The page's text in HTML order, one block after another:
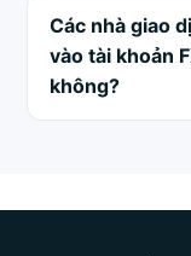
Các nhà giao
vào tài khoản
không?